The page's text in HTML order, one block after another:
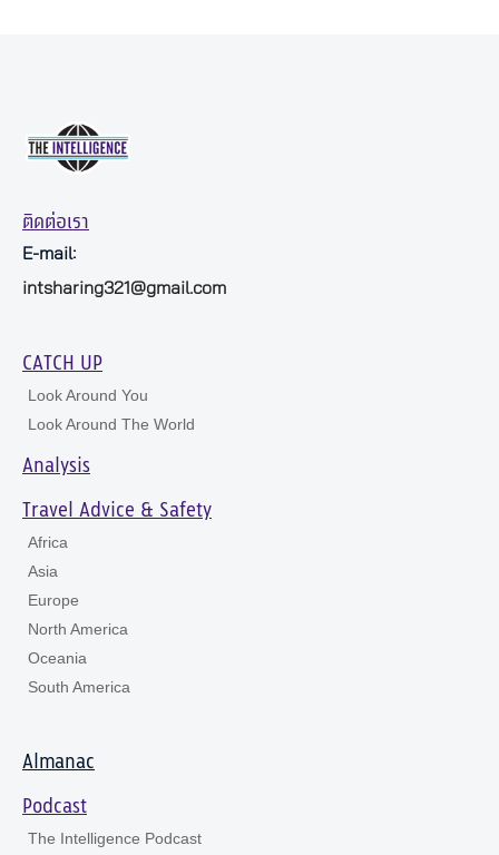
ติดต่อเรา
E-mail:
intsharing321@gmail.com
CATCH UP
Look Around You
Look Around The World
Analysis
Travel Advice & Safety
Africa
Asia
Europe
North America
Oceania
South America
Almanac
Podcast
The Intelligence Podcast